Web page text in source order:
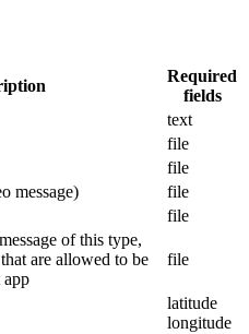
Required
fields
text
file
file
message)
file
file
of this type,
are allowed to be
app
file
latitude
longitude